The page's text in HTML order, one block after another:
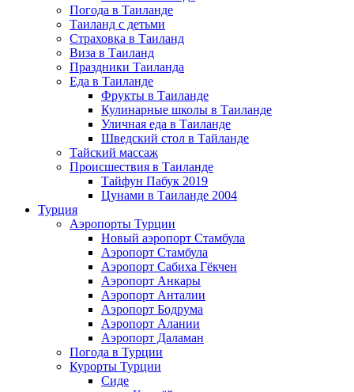
Погода в Таиланде
Таиланд с детьми
Страховка в Таиланд
Виза в Таиланд
Праздники Таиланда
Еда в Таиланде
Фрукты в Таиланде
Кулинарные школы в Таиланде
Уличная еда в Таиланде
Шведский стол в Тайланде
Тайский массаж
Происшествия в Таиланде
Тайфун Пабук 2019
Цунами в Таиланде 2004
Турция
Аэропорты Турции
Новый аэропорт Стамбула
Аэропорт Стамбула
Аэропорт Сабиха Гёкчен
Аэропорт Анкары
Аэропорт Анталии
Аэропорт Бодрума
Аэропорт Алании
Аэропорт Даламан
Погода в Турции
Курорты Турции
Сиде